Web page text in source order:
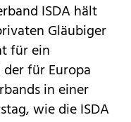
ISDA hält
Gläubiger
für ein
für Europa
in einer
wie die ISDA